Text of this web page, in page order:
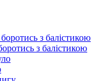
з балістикою